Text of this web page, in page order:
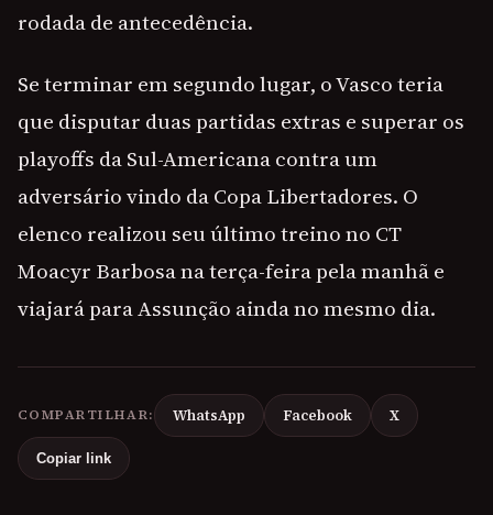
rodada de antecedência.
Se terminar em segundo lugar, o Vasco teria
que disputar duas partidas extras e superar os
playoffs da Sul-Americana contra um
adversário vindo da Copa Libertadores. O
elenco realizou seu último treino no CT
Moacyr Barbosa na terça-feira pela manhã e
viajará para Assunção ainda no mesmo dia.
COMPARTILHAR: WhatsApp Facebook X
Copiar link